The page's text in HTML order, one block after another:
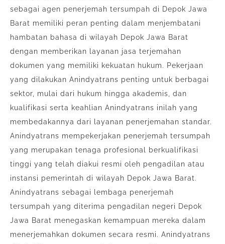
sebagai agen penerjemah tersumpah di Depok Jawa
Barat memiliki peran penting dalam menjembatani
hambatan bahasa di wilayah Depok Jawa Barat
dengan memberikan layanan jasa terjemahan
dokumen yang memiliki kekuatan hukum. Pekerjaan
yang dilakukan Anindyatrans penting untuk berbagai
sektor, mulai dari hukum hingga akademis, dan
kualifikasi serta keahlian Anindyatrans inilah yang
membedakannya dari layanan penerjemahan standar.
Anindyatrans mempekerjakan penerjemah tersumpah
yang merupakan tenaga profesional berkualifikasi
tinggi yang telah diakui resmi oleh pengadilan atau
instansi pemerintah di wilayah Depok Jawa Barat.
Anindyatrans sebagai lembaga penerjemah
tersumpah yang diterima pengadilan negeri Depok
Jawa Barat menegaskan kemampuan mereka dalam
menerjemahkan dokumen secara resmi. Anindyatrans